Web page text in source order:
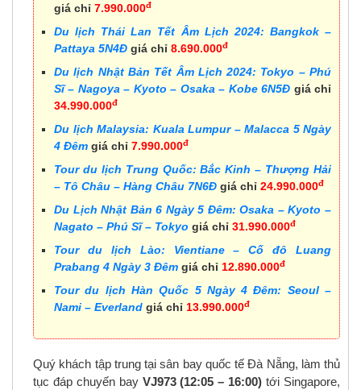
giá chỉ 7.990.000đ
Du lịch Thái Lan Tết Âm Lịch 2024: Bangkok –
Pattaya 5N4Đ giá chỉ 8.690.000đ
Du lịch Nhật Bản Tết Âm Lịch 2024: Tokyo – Phú
Sĩ – Nagoya – Kyoto – Osaka – Kobe 6N5Đ giá chỉ
34.990.000đ
Du lịch Malaysia: Kuala Lumpur – Malacca 5 Ngày
4 Đêm giá chỉ 7.990.000đ
Tour du lịch Trung Quốc: Bắc Kinh – Thượng Hải
– Tô Châu – Hàng Châu 7N6Đ giá chỉ 24.990.000đ
Du Lịch Nhật Bản 6 Ngày 5 Đêm: Osaka – Kyoto –
Nagato – Phú Sĩ – Tokyo giá chỉ 31.990.000đ
Tour du lịch Lào: Vientiane – Cố đô Luang
Prabang 4 Ngày 3 Đêm giá chỉ 12.890.000đ
Tour du lịch Hàn Quốc 5 Ngày 4 Đêm: Seoul –
Nami – Everland giá chỉ 13.990.000đ
Quý khách tập trung tại sân bay quốc tế Đà Nẵng, làm thủ
tục đáp chuyến bay VJ973 (12:05 – 16:00)tới Singapore,